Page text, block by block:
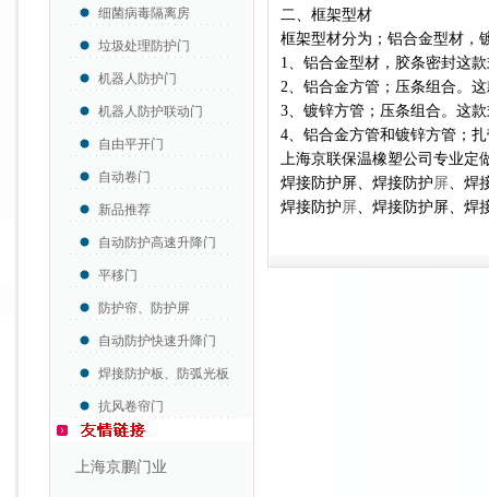
细菌病毒隔离房
垃圾处理防护门
机器人防护门
机器人防护联动门
自由平开门
自动卷门
新品推荐
自动防护高速升降门
平移门
防护帘、防护屏
自动防护快速升降门
焊接防护板、防弧光板
抗风卷帘门
上海京鹏门业
二、框架型材
框架型材分为；铝合金型材，
1、铝合金型材，胶条密封这
2、铝合金方管；压条组合。
3、镀锌方管；压条组合。
4、铝合金方管和镀锌方管；
上海京联保温橡塑公司专业定
焊接防护屏、焊接防护屏、焊
焊接防护屏、焊接防护屏、焊